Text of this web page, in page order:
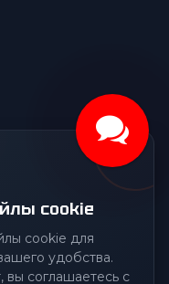
cookie
cookie для
удобства.
вы соглашаетесь с